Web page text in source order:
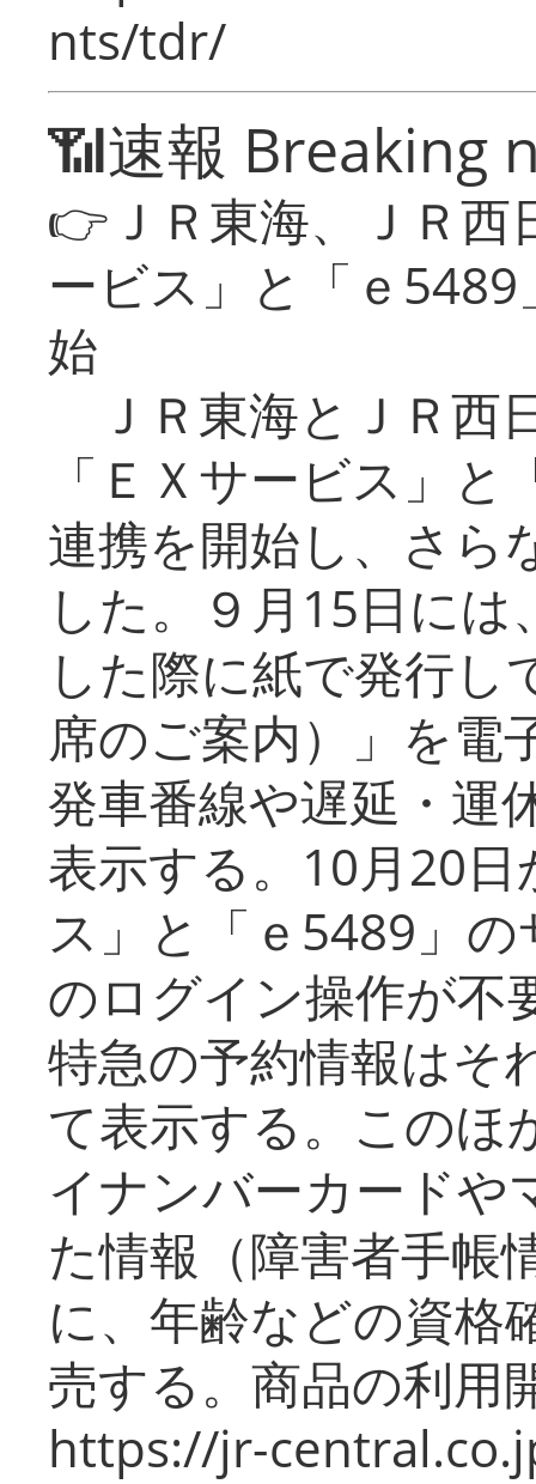
nts/tdr/
📶速報 Breaking
👉ＪＲ東海、ＪＲ
ービス」と「ｅ
始
ＪＲ東海とＪＲ西
「ＥＸサービス」
連携を開始し、さら
した。９月15日に
した際に紙で発行し
席のご案内）」を電
発車番線や遅延・運
表示する。10月20
ス」と「ｅ5489」
のログイン操作が不
特急の予約情報はそ
て表示する。このほ
イナンバーカードや
た情報（障害者手帳
に、年齢などの資格
売する。商品の利用
https://jr-